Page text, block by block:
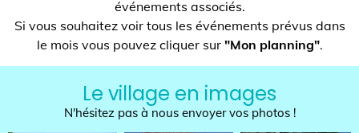
événements associés.
Si vous souhaitez voir tous les événements prévus dans
le mois vous pouvez cliquer sur"Mon planning".
Le village en images
N'hésitez pas à nous envoyer vos photos !